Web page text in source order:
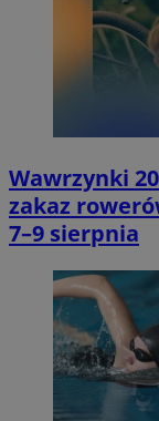
Wawrzynki
zakaz
7–9 sierpnia